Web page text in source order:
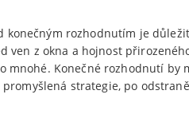
rozhodnutím je
z okna a hojnost
Konečné rozhodnutí by
strategie, po